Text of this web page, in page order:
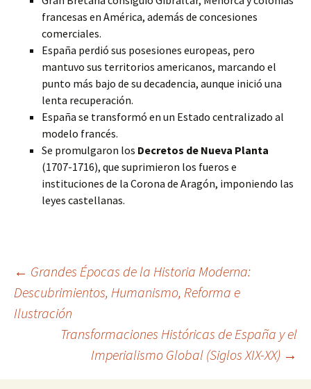
francesas en América, además de concesiones
comerciales.
España perdió sus posesiones europeas, pero
mantuvo sus territorios americanos, marcando el
punto más bajo de su decadencia, aunque inició una
lenta recuperación.
España se transformó en un Estado centralizado al
modelo francés.
Se promulgaron los Decretos de Nueva Planta
(1707-1716), que suprimieron los fueros e
instituciones de la Corona de Aragón, imponiendo las
leyes castellanas.
Navegación
de
entradas
← Grandes Épocas de la Historia Moderna:
Descubrimientos, Humanismo, Reforma e
Ilustración
Transformaciones Históricas de España y el
Imperialismo Global (Siglos XIX-XX) →